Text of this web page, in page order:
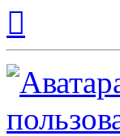
началу